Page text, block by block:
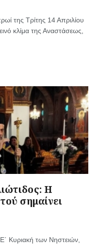
της Τρίτης 14 Απριλίου
κλίμα της Αναστάσεως,
Η
σημαίνει
Κυριακή των Νηστειών,